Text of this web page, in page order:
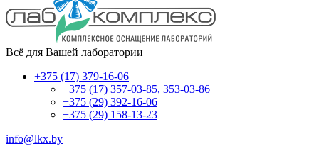
Всё для Вашей лаборатории
+375 (17) 379-16-06
+375 (17) 357-03-85, 353-03-86
+375 (29) 392-16-06
+375 (29) 158-13-23
info@lkx.by